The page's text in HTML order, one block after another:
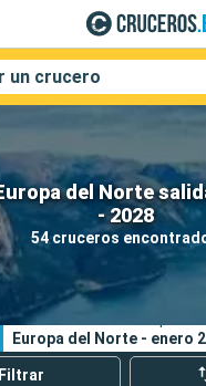
del Norte
- 2028
54 cruceros
un crucero
Sus criterios de búsqueda:
Europa del Norte - enero
Filtrar